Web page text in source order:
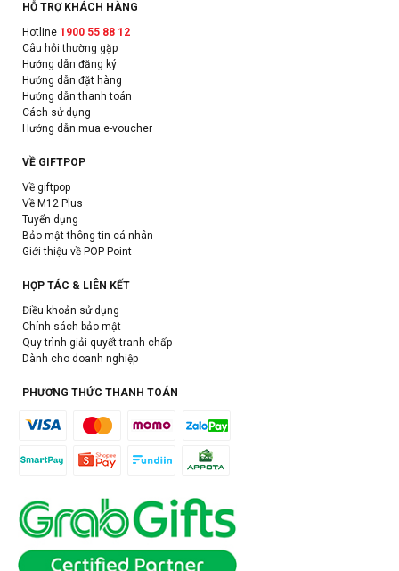
HỖ TRỢ KHÁCH HÀNG
Hotline 1900 55 88 12
Câu hỏi thường gặp
Hướng dẫn đăng ký
Hướng dẫn đặt hàng
Hướng dẫn thanh toán
Cách sử dụng
Hướng dẫn mua e-voucher
VỀ GIFTPOP
Về giftpop
Về M12 Plus
Tuyển dụng
Bảo mật thông tin cá nhân
Giới thiệu về POP Point
HỢP TÁC & LIÊN KẾT
Điều khoản sử dụng
Chính sách bảo mật
Quy trình giải quyết tranh chấp
Dành cho doanh nghiệp
PHƯƠNG THỨC THANH TOÁN